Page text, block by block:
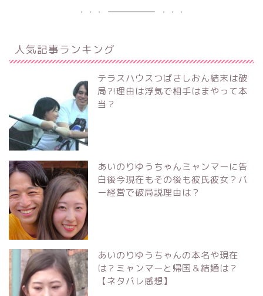
人気記事ランキング
テラスハウスつばさしおん結末は破
局?!理由は浮気で相手はまやって本
当？
あいのりゆうちゃんミャンマーに告
白後今現在もその後も彼氏彼女？バ
ー経営で破局説理由は？
あいのりゆうちゃんの本名や現在
は？ミャンマーと帰国＆結婚は？
【ネタバレ感想】